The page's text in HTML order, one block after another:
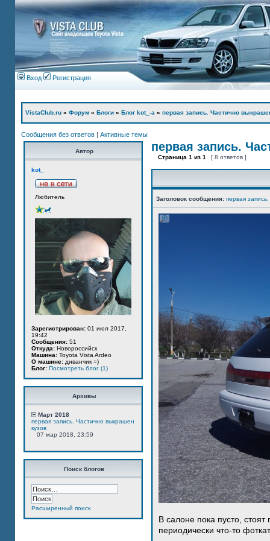
Вход Регистрация
VistaClub.ru » Форум » Блоги » Блог kot_-а » первая запись. Частично
Сообщения без ответов | Активные темы
Автор
kot_
Любитель
Зарегистрирован: 01 июл 2017,
19:42
Сообщения: 51
Откуда: Новороссийск
Машина: Toyota Vista Ardeo
О машине: диванчик =)
Блог: Посмотреть блог (1)
Архивы
Март 2018
первая запись. Частично выкрашен
кузов
07 мар 2018, 23:59
Поиск блогов
Расширенный поиск
первая запись.
Страница 1 из 1 [ 8 ответов ]
Заголовок сообщения: первая
В салоне пока пусто,
периодически что-то